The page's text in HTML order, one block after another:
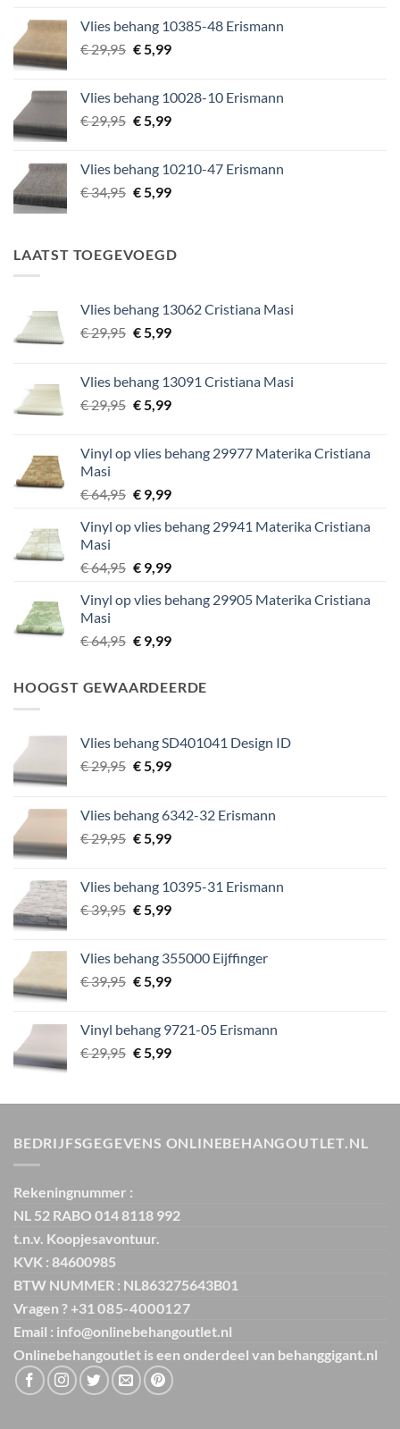
€ 49,95.€ 5,99.
Vlies behang 10385-48 Erismann
€29,95 Oorspronkelijke
€ 29,95.
€5,99Huidige
€ 5,99.
Vlies behang 10028-10 Erismann
€29,95 Oorspronkelijke
€ 29,95.
€5,99Huidige
€ 5,99.
Vlies behang 10210-47 Erismann
€34,95 Oorspronkelijke
€ 34,95.
€5,99Huidige
€ 5,99.
LAATST TOEGEVOEGD
Vlies behang 13062 Cristiana Masi
€29,95 Oorspronkelijke
€ 29,95.
€5,99Huidige
€ 5,99.
Vlies behang 13091 Cristiana Masi
€29,95 Oorspronkelijke
€ 29,95.
€5,99Huidige
€ 5,99.
Vinyl op vlies behang 29977 Materika Cristiana
Masi
€64,95 Oorspronkelijke
was:
€9,99Huidige
is:
Vinyl op vlies behang 29941 Materika Cristiana
Masi
€64,95 Oorspronkelijke
was:
€9,99Huidige
is:
Vinyl op vlies behang 29905 Materika Cristiana
Masi
€64,95 Oorspronkelijke
€ 64,95.
€9,99Huidige
€ 9,99.
HOOGST GEWAARDEERDE
Vlies behang SD401041 Design ID
€29,95 Oorspronkelijke
€ 29,95.
€5,99Huidige
€ 5,99.
Vlies behang 6342-32 Erismann
€29,95 Oorspronkelijke
€ 29,95.
€5,99Huidige
€ 5,99.
Vlies behang 10395-31 Erismann
€39,95 Oorspronkelijke
€ 39,95.
€5,99Huidige
€ 5,99.
Vlies behang 355000 Eijffinger
€39,95 Oorspronkelijke
€ 39,95.
€5,99Huidige
€ 5,99.
Vinyl behang 9721-05 Erismann
€29,95 Oorspronkelijke
€ 29,95.
€5,99Huidige
€ 5,99.
BEDRIJFSGEGEVENS ONLINEBEHANGOUTLET.NL
Rekeningnummer :
NL 52 RABO 014 8118 992
t.n.v. Koopjesavontuur.
KVK : 84600985
BTW NUMMER : NL863275643B01
Vragen ? +31 085-4000127
Email : info@onlinebehangoutlet.nl
Onlinebehangoutlet is een onderdeel van behanggigant.nl